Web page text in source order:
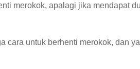
merokok, apalagi jika mendapat
cara untuk berhenti merokok, dan